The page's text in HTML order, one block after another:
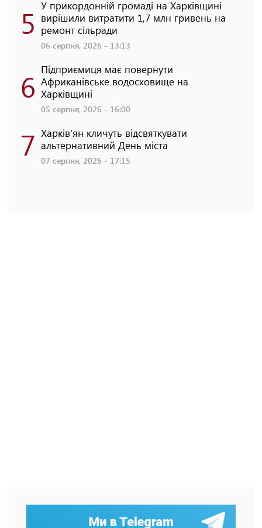
5 У прикордонній громаді на Харківщині
вирішили витратити 1,7 млн гривень на
ремонт сільради
06 серпня, 2026 - 13:13
6 Підприємиця має повернути
Африканівське водосховище на
Харківщині
05 серпня, 2026 - 16:00
7 Харків'ян кличуть відсвяткувати
альтернативний День міста
07 серпня, 2026 - 17:15